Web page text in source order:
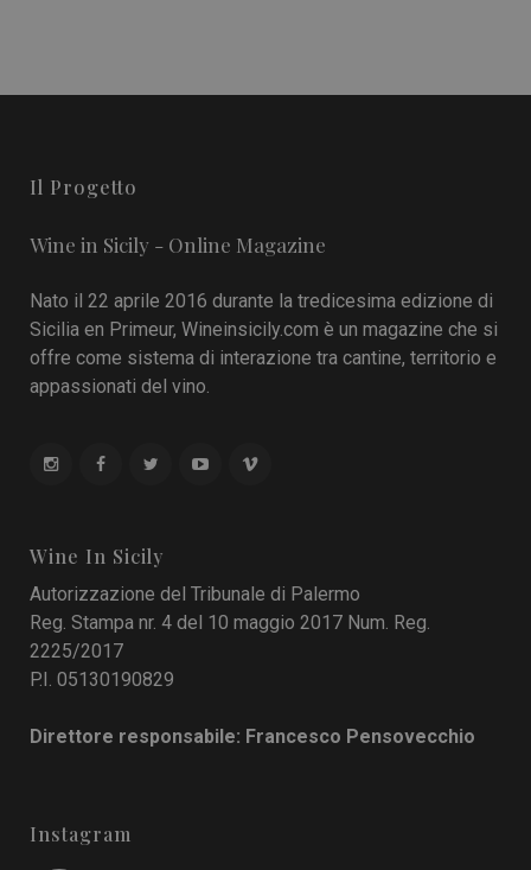
Il Progetto
Wine in Sicily - Online Magazine
Nato il 22 aprile 2016 durante la tredicesima edizione di
Sicilia en Primeur, Wineinsicily.com è un magazine che si
offre come sistema di interazione tra cantine, territorio e
appassionati del vino.
Wine In Sicily
Autorizzazione del Tribunale di Palermo
Reg. Stampa nr. 4 del 10 maggio 2017 Num. Reg.
2225/2017
P.I. 05130190829
Direttore responsabile: Francesco Pensovecchio
Instagram